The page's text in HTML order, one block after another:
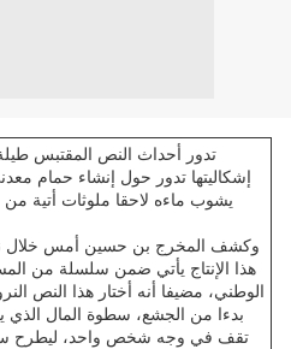
تدور أحداث النص المقتبس
إشكاليتها تدور حول إنشاء حمام
يشوب ماءه لاحقا ملوثات أتية من
وكشف المخرج بن حسين أمس خلال
هذا الإنتاج يأتي ضمن سلسلة من
الوطني، مضيفا أنه أختار هذا النص
بدءا من الجشع، سطوة المال الذي
تقف في وجه شخص واحد، ليطرح